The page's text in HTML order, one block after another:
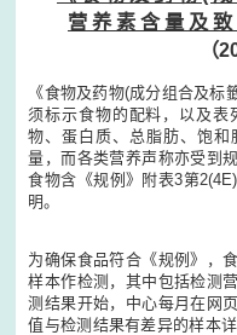
营 养 素 含 量 及
（
《食物及药物(成分组合及
须标示食物的配料，以及表
物、蛋白质、总脂肪、饱和
量，而各类营养声称亦受到
食物含《规例》附表3第
明。
为确保食品符合《规例》，
样本作检测，其中包括检测
测结果开始，中心每月在网
值与检测结果有差异的样本